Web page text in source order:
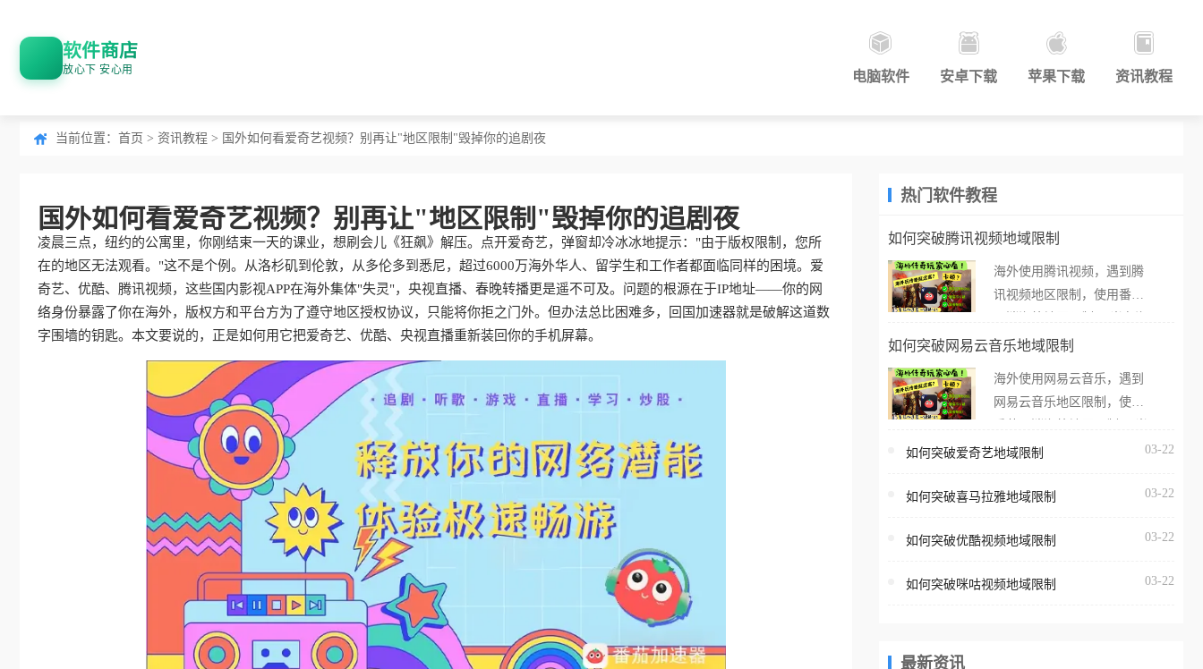
软件商店
放心下 安心用 电脑软件 安卓下载 苹果下载 资讯教程
当前位置： 首页 > 资讯教程 > 国外如何看爱奇艺视频？别再让"地区限制"毁掉你的追剧夜
国外如何看爱奇艺视频？别再让"地区限制"毁掉你的追剧夜
凌晨三点，纽约的公寓里，你刚结束一天的课业，想刷会儿《狂飙》解压。点开爱奇艺，弹窗却冷冰冰地提示："由于版权限制，您所
在的地区无法观看。"这不是个例。从洛杉矶到伦敦，从多伦多到悉尼，超过6000万海外华人、留学生和工作者都面临同样的困境。爱
奇艺、优酷、腾讯视频，这些国内影视APP在海外集体"失灵"，央视直播、春晚转播更是遥不可及。问题的根源在于IP地址——你的网
络身份暴露了你在海外，版权方和平台方为了遵守地区授权协议，只能将你拒之门外。但办法总比困难多，回国加速器就是破解这道数
字围墙的钥匙。本文要说的，正是如何用它把爱奇艺、优酷、央视直播重新装回你的手机屏幕。
热门软件教程
如何突破腾讯视频地域限制
海外使用腾讯视频，遇到腾
讯视频地区限制，使用番茄
外打开腾讯视频，却突然弹
地区无法播放”的提示语。
海外用户如香港、澳门、台
亚、欧洲等国家和地区时，
台一样，出现地区及版权限
地区播放。 遇到这个问题的
如何突破网易云音乐地域限制
海外使用网易云音乐，遇到
网易云音乐地区限制，使用
在海外打开网易云音乐，却
所在的地区无法播放”的提示
门、台湾、美国、加拿大、
区时，网易云音乐也会像其
如何突破爱奇艺地域限制 03-22
如何突破喜马拉雅地域限制 03-22
如何突破优酷视频地域限制 03-22
如何突破咪咕视频地域限制 03-22
最新资讯